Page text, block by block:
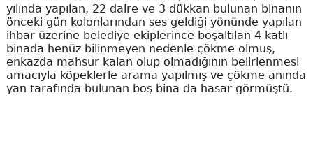
yılında yapılan, 22 daire ve 3 dükkan bulunan binanın
önceki gün kolonlarından ses geldiği yönünde yapılan
ihbar üzerine belediye ekiplerince boşaltılan 4 katlı
binada henüz bilinmeyen nedenle çökme olmuş,
enkazda mahsur kalan olup olmadığının belirlenmesi
amacıyla köpeklerle arama yapılmış ve çökme anında
yan tarafında bulunan boş bina da hasar görmüştü.